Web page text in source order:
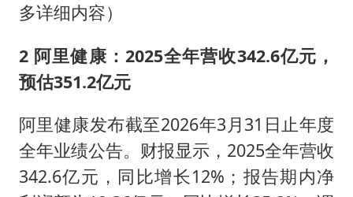
多详细内容）
2 阿里健康：2025全年营收342.6亿元，
预估351.2亿元
阿里健康发布截至2026年3月31日止年度
全年业绩公告。财报显示，2025全年营收
342.6亿元，同比增长12%；报告期内净